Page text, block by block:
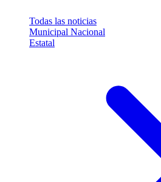
Todas las noticias
Municipal Nacional
Estatal